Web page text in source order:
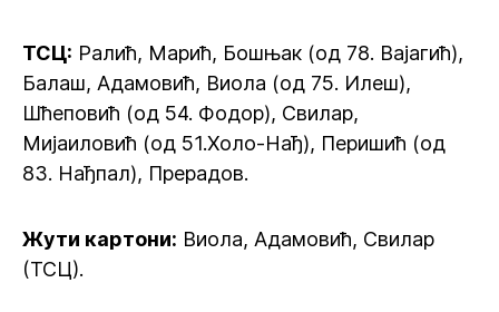
ТСЦ: Ралић, Марић, Бошњак (од 78. Вајагић),
Балаш, Адамовић, Виола (од 75. Илеш),
Шћеповић (од 54. Фодор), Свилар,
Мијаиловић (од 51.Холо-Нађ), Перишић (од
83. Нађпал), Прерадов.
Жути картони: Виола, Адамовић, Свилар
(ТСЦ).